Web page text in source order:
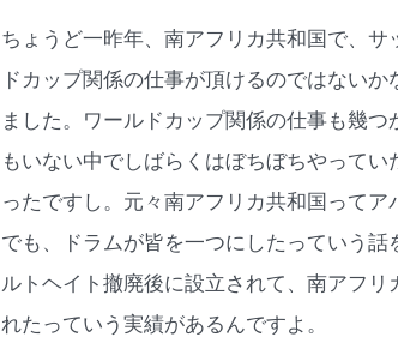
ちょうど一昨年、南アフリカ共和国で、
ドカップ関係の仕事が頂けるのではない
ました。ワールドカップ関係の仕事も幾
もいない中でしばらくはぼちぼちやって
ったですし。元々南アフリカ共和国ってア
でも、ドラムが皆を一つにしたっていう
ルトヘイト撤廃後に設立されて、南アフ
れたっていう実績があるんですよ。